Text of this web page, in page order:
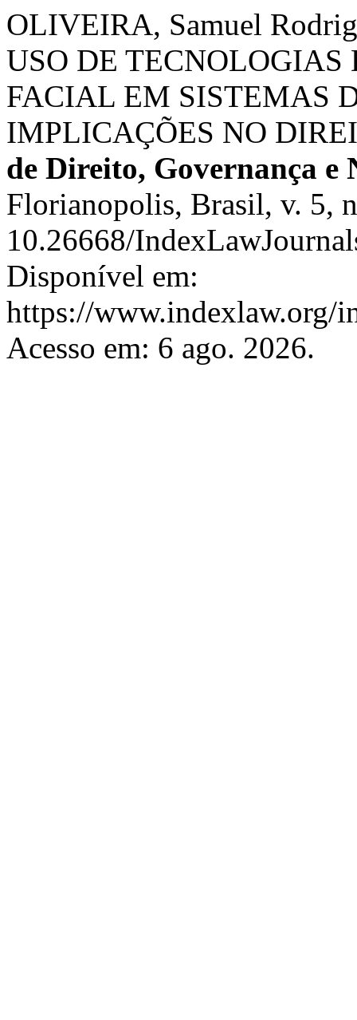
OLIVEIRA, Samuel
USO DE
FACIAL EM SISTEMAS
IMPLICAÇÕES NO
de Direito, Governança e
Florianopolis, Brasil, v. 5,
10.26668/
Disponível em:
https://www.indexlaw.org/
Acesso em: 6 ago. 2026.